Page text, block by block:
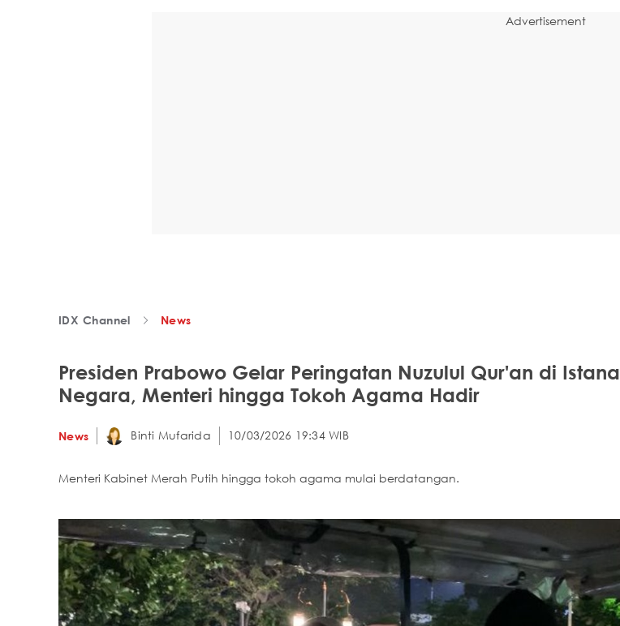
Advertisement
IDX Channel News
Presiden Prabowo Gelar Peringatan Nuzulul Qur'an di Istana
Negara, Menteri hingga Tokoh Agama Hadir
News Binti Mufarida 10/03/2026 19:34 WIB
Menteri Kabinet Merah Putih hingga tokoh agama mulai berdatangan.